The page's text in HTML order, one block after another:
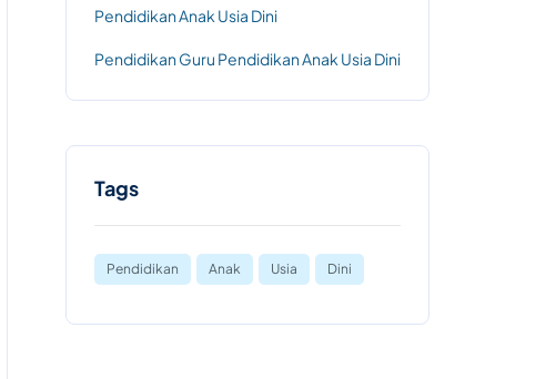
Pendidikan Anak Usia Dini
Pendidikan Guru Pendidikan Anak Usia Dini
Tags
Pendidikan Anak Usia Dini